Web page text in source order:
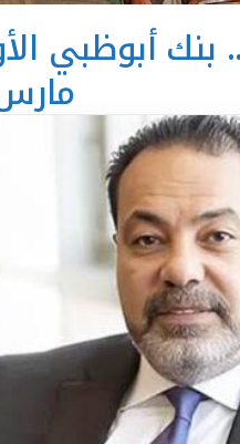
نمو 31%.. بنك
مارس